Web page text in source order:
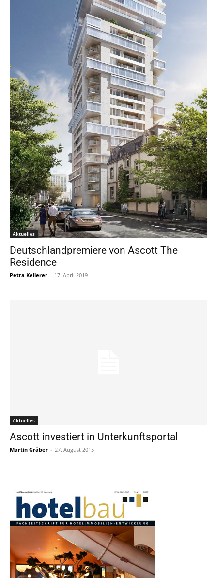
Aktuelles
Deutschlandpremiere von Ascott The
Residence
Petra Kellerer - 17. April 2019
Aktuelles
Ascott investiert in Unterkunftsportal
Martin Gräber - 27. August 2015